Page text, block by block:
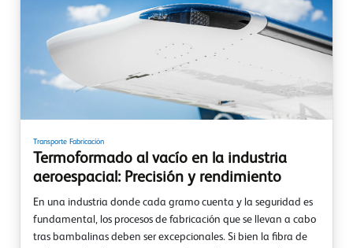
Transporte Fabricación
Termoformado al vacío en la industria
aeroespacial: Precisión y rendimiento
En una industria donde cada gramo cuenta y la seguridad es
fundamental, los procesos de fabricación que se llevan a cabo
tras bambalinas deben ser excepcionales. Si bien la fibra de